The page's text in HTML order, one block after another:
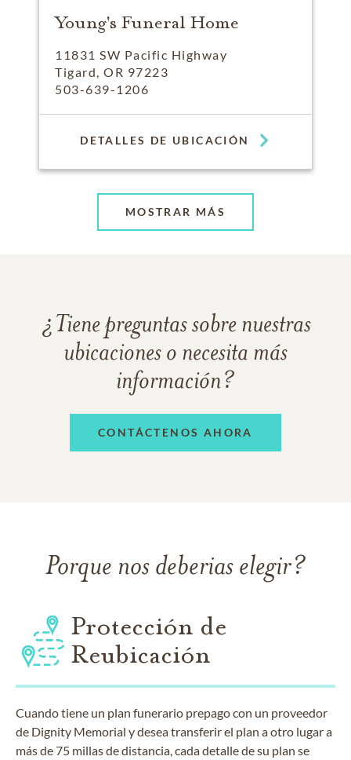
Young's Funeral Home
11831 SW Pacific Highway
Tigard, OR 97223
503-639-1206
DETALLES DE UBICACIÓN
MOSTRAR MÁS
¿Tiene preguntas sobre nuestras
ubicaciones o necesita más
información?
CONTÁCTENOS AHORA
Porque nos deberias elegir?
Protección de
Reubicación
Cuando tiene un plan funerario prepago con un proveedor
de Dignity Memorial y desea transferir el plan a otro lugar a
más de 75 millas de distancia, cada detalle de su plan se